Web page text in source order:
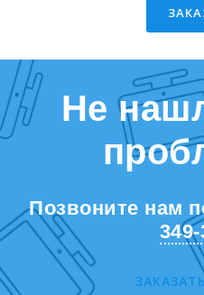
Не
Позвоните нам